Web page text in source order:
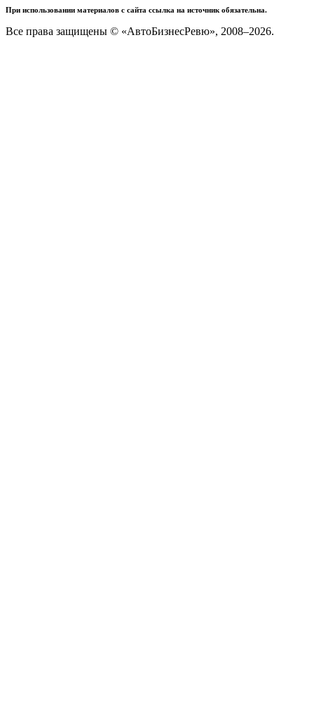
При использовании материалов с сайта ссылка на источник обязательна.
Все права защищены © «АвтоБизнесРевю», 2008–2026.